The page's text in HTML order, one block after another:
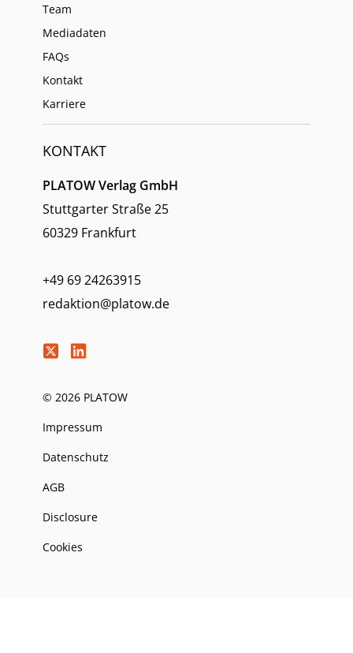
Team
Mediadaten
FAQs
Kontakt
Karriere
KONTAKT
PLATOW Verlag GmbH
Stuttgarter Straße 25
60329 Frankfurt
+49 69 24263915
redaktion@platow.de
© 2026 PLATOW
Impressum
Datenschutz
AGB
Disclosure
Cookies